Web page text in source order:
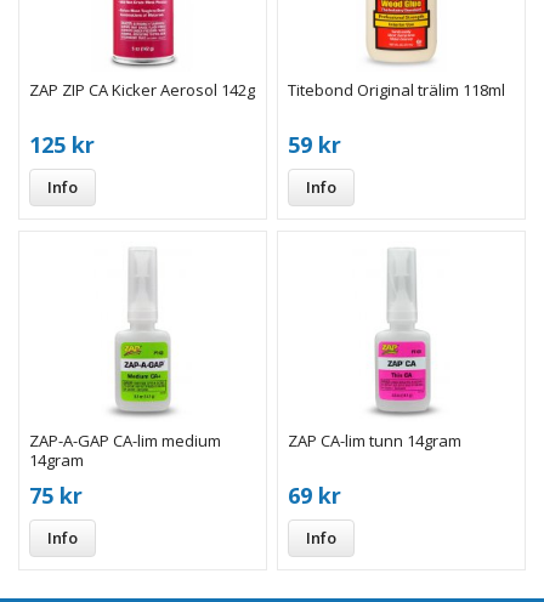
ZAP ZIP CA Kicker Aerosol 142g
125 kr
Info
Titebond Original trälim 118ml
59 kr
Info
ZAP-A-GAP CA-lim medium
14gram
75 kr
Info
ZAP CA-lim tunn 14gram
69 kr
Info